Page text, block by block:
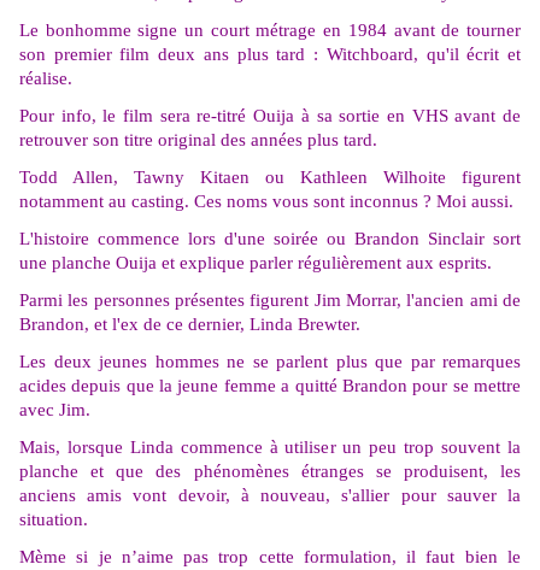
Le bonhomme signe un court métrage en 1984 avant de tourner
son premier film deux ans plus tard : Witchboard, qu'il écrit et
réalise.
Pour info, le film sera re-titré Ouija à sa sortie en VHS avant de
retrouver son titre original des années plus tard.
Todd Allen, Tawny Kitaen ou Kathleen Wilhoite figurent
notamment au casting. Ces noms vous sont inconnus ? Moi aussi.
L'histoire commence lors d'une soirée ou Brandon Sinclair sort
une planche Ouija et explique parler régulièrement aux esprits.
Parmi les personnes présentes figurent Jim Morrar, l'ancien ami de
Brandon, et l'ex de ce dernier, Linda Brewter.
Les deux jeunes hommes ne se parlent plus que par remarques
acides depuis que la jeune femme a quitté Brandon pour se mettre
avec Jim.
Mais, lorsque Linda commence à utiliser un peu trop souvent la
planche et que des phénomènes étranges se produisent, les
anciens amis vont devoir, à nouveau, s'allier pour sauver la
situation.
Mème si je n’aime pas trop cette formulation, il faut bien le